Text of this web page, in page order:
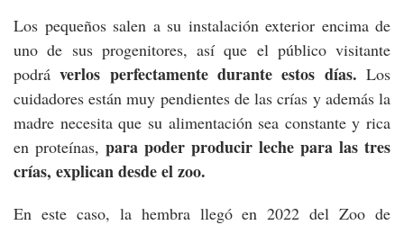
Los pequeños salen a su instalación exterior encima de
uno de sus progenitores, así que el público visitante
podráverlos perfectamente durante estos días. Los
cuidadores están muy pendientes de las crías y además la
madre necesita que su alimentación sea constante y rica
en proteínas, para poder producir leche para las tres
crías, explican desde el zoo.
En este caso, la hembra llegó en 2022 del Zoo de